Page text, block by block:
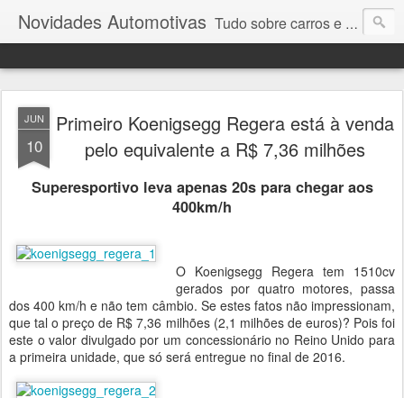
Novidades Automotivas Tudo sobre carros e motores
JUN
10
Primeiro Koenigsegg Regera está à venda
pelo equivalente a R$ 7,36 milhões
Superesportivo leva apenas 20s para chegar aos
400km/h
O Koenigsegg Regera tem 1510cv
gerados por quatro motores, passa
dos 400 km/h e não tem câmbio. Se estes fatos não impressionam,
que tal o preço de R$ 7,36 milhões (2,1 milhões de euros)? Pois foi
este o valor divulgado por um concessionário no Reino Unido para
a primeira unidade, que só será entregue no final de 2016.